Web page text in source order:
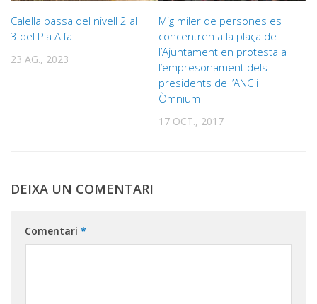
Calella passa del nivell 2 al
3 del Pla Alfa
23 AG., 2023
Mig miler de persones es
concentren a la plaça de
l’Ajuntament en protesta a
l’empresonament dels
presidents de l’ANC i
Òmnium
17 OCT., 2017
DEIXA UN COMENTARI
Comentari *